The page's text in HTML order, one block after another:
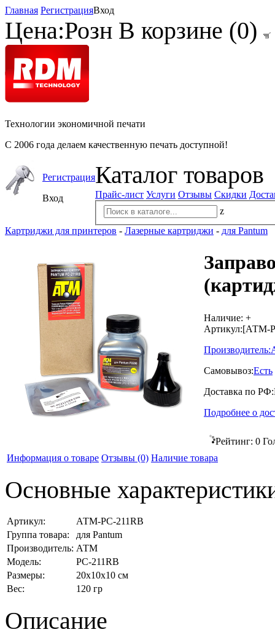
Главная РегистрацияВход
Цена:Розн В корзине (0)
Технологии экономичной печати
С 2006 года делаем качественную печать доступной!
Регистрация
Вход
Каталог товаров
Прайс-лист Услуги Отзывы Скидки
z
Картриджи для принтеров - Лазерные картриджи - для Pantum
Наличие: +
Артикул:[АТМ-
Производитель:
Самовывоз:Есть
Доставка по РФ:
Подробнее о
Рейтинг: 0
Информация о товаре Отзывы (0) Наличие товара
Основные
Артикул:
АТМ-PC-211RB
Группа товара:
для Pantum
Производитель: АТМ
Модель:
PC-211RB
Размеры:
20x10x10 см
Вес:
120 гр
Описание